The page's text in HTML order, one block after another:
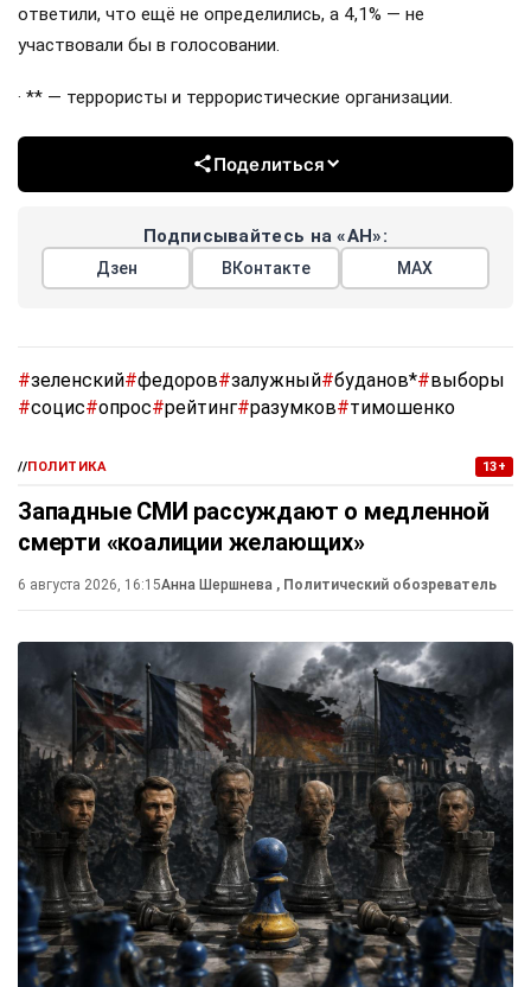
ответили, что ещё не определились, а 4,1% — не
участвовали бы в голосовании.
· ** — террористы и террористические организации.
Поделиться
Подписывайтесь на «АН»:
Дзен ВКонтакте МАХ
#зеленский#федоров#залужный#буданов*#выборы
#социс#опрос#рейтинг#разумков#тимошенко
//ПОЛИТИКА 13+
Западные СМИ рассуждают о медленной
смерти «коалиции желающих»
6 августа 2026, 16:15Анна Шершнева , Политический обозреватель